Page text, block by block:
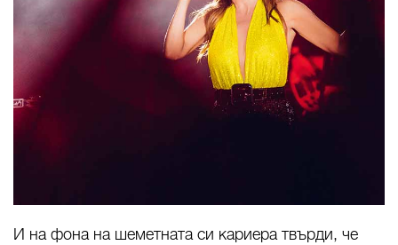
И на фона на шеметната си кариера твърди, че